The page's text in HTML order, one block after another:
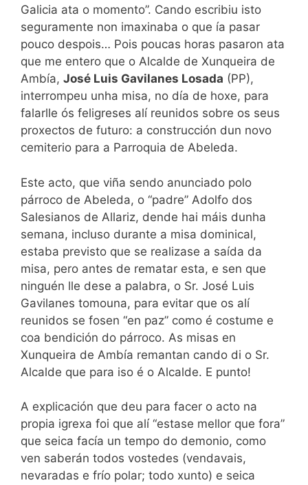
Galicia ata o momento”. Cando escribiu isto
seguramente non imaxinaba o que ía pasar
pouco despois… Pois poucas horas pasaron ata
que me entero que o Alcalde de Xunqueira de
Ambía, José Luis Gavilanes Losada (PP),
interrompeu unha misa, no día de hoxe, para
falarlle ós feligreses alí reunidos sobre os seus
proxectos de futuro: a construcción dun novo
cemiterio para a Parroquia de Abeleda.
Este acto, que viña sendo anunciado polo
párroco de Abeleda, o “padre” Adolfo dos
Salesianos de Allariz, dende hai máis dunha
semana, incluso durante a misa dominical,
estaba previsto que se realizase a saída da
misa, pero antes de rematar esta, e sen que
ninguén lle dese a palabra, o Sr. José Luis
Gavilanes tomouna, para evitar que os alí
reunidos se fosen “en paz” como é costume e
coa bendición do párroco. As misas en
Xunqueira de Ambía remantan cando di o Sr.
Alcalde que para iso é o Alcalde. E punto!
A explicación que deu para facer o acto na
propia igrexa foi que alí “estase mellor que fora”
que seica facía un tempo do demonio, como
ven saberán todos vostedes (vendavais,
nevaradas e frío polar; todo xunto) e seica